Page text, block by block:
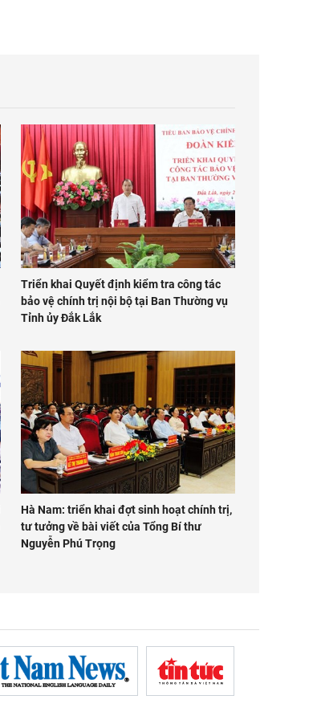
Triển khai Quyết định kiểm tra công tác
bảo vệ chính trị nội bộ tại Ban Thường vụ
Tỉnh ủy Đắk Lắk
Hà Nam: triển khai đợt sinh hoạt chính trị,
tư tưởng về bài viết của Tổng Bí thư
Nguyễn Phú Trọng